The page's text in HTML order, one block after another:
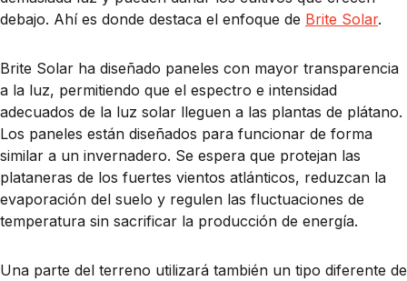
debajo. Ahí es donde destaca el enfoque de Brite Solar.
Brite Solar ha diseñado paneles con mayor transparencia
a la luz, permitiendo que el espectro e intensidad
adecuados de la luz solar lleguen a las plantas de plátano.
Los paneles están diseñados para funcionar de forma
similar a un invernadero. Se espera que protejan las
plataneras de los fuertes vientos atlánticos, reduzcan la
evaporación del suelo y regulen las fluctuaciones de
temperatura sin sacrificar la producción de energía.
Una parte del terreno utilizará también un tipo diferente de